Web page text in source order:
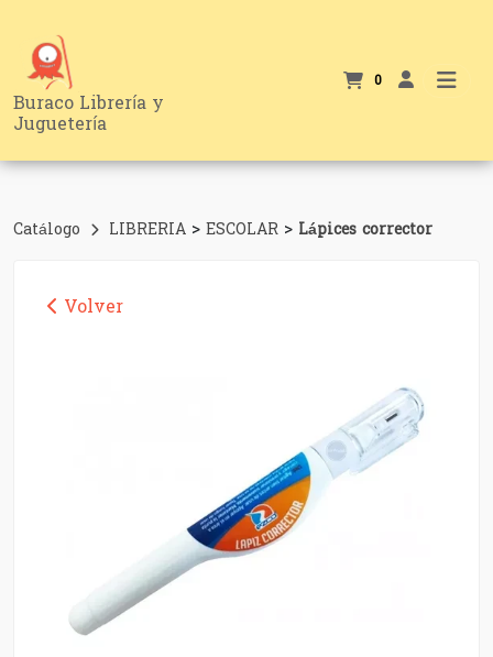
Buraco Librería y
Juguetería
0
Catálogo LIBRERIA > ESCOLAR > Lápices corrector
Volver